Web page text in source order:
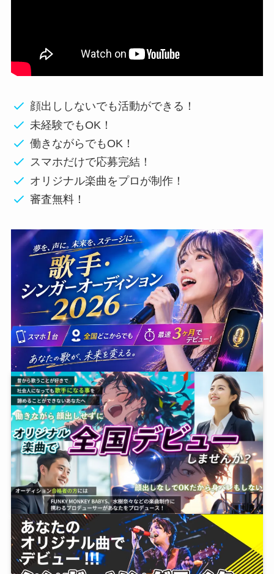
顔出ししないでも活動ができる！
未経験でもOK！
働きながらでもOK！
スマホだけで応募完結！
オリジナル楽曲をプロが制作！
審査無料！